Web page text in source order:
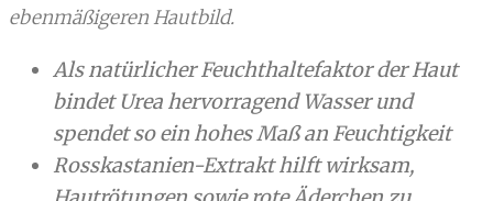
ebenmäßigeren Hautbild.
Als natürlicher Feuchthaltefaktor der Haut
bindet Urea hervorragend Wasser und
spendet so ein hohes Maß an Feuchtigkeit
Rosskastanien-Extrakt hilft wirksam,